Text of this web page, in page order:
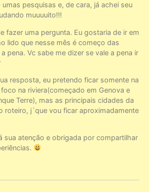
pesquisas e, de cara, já achei seu
muuuuito!!!
fazer uma pergunta. Eu gostaria de ir em
lido que nesse mês é começo das
pena. Vc sabe me dizer se vale a pena ir
resposta, eu pretendo ficar somente na
na riviera(começado em Genova e
Terre), mas as principais cidades da
roteiro, j´que vou ficar aproximadamente
sua atenção e obrigada por compartilhar